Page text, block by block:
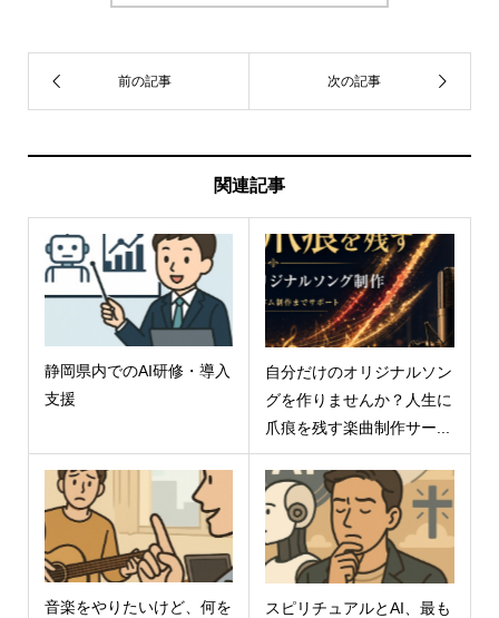
関連記事
静岡県内でのAI研修・導入
支援
自分だけのオリジナルソン
グを作りませんか？人生に
爪痕を残す楽曲制作サー...
音楽をやりたいけど、何を
スピリチュアルとAI、最も